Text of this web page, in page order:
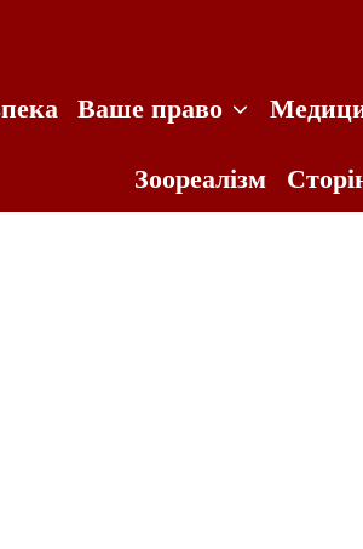
Ваше право
Зоореалізм